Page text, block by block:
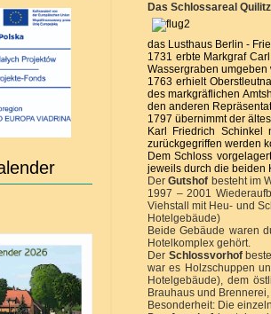
Das Schlossareal
das Lusthaus Berlin -
1731 erbte Markgraf
Wassergraben umgeben
1763 erhielt
des markgräflichen
den anderen
1797 übernimmt der
Karl Friedrich Schinkel
zurückgegriffen werden
Dem Schloss
jeweils durch die beiden
DerGutshof besteht im
1997 – 2001
Viehstall mit Heu- und
Hotelgebäude)
Beide Gebäude waren
Hotelkomplex gehört.
Der Schlossvorhof
war es Holzschuppen
Hotelgebäude), dem
Brauhaus und
Besonderheit: Die